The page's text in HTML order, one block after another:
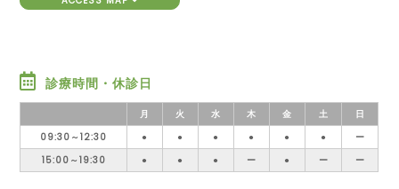
診療時間・休診日
月 火 水 木 金 土
日
09:30～12:30
● ● ● ● ● ●
ー
15:00～19:30
● ● ● ー ● ー ー